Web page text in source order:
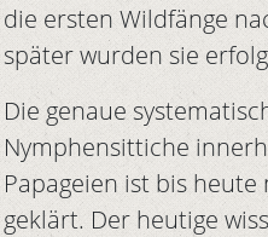
die ersten Wildfänge
später wurden sie
Die genaue
Nymphensittiche
Papageien ist bis
geklärt. Der heutige